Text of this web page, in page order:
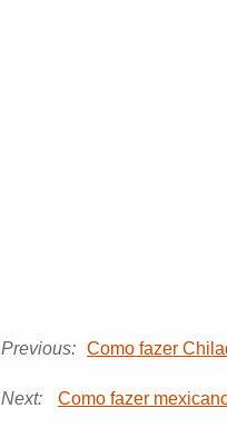
Previous: Como fazer
Next: Como fazer